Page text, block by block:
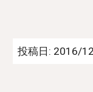
投稿日: 2016/